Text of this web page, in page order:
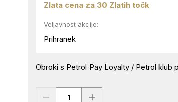
Zlata cena za 30 Zlatih točk
Veljavnost akcije:
Prihranek
Obroki s Petrol Pay Loyalty / Petrol klub